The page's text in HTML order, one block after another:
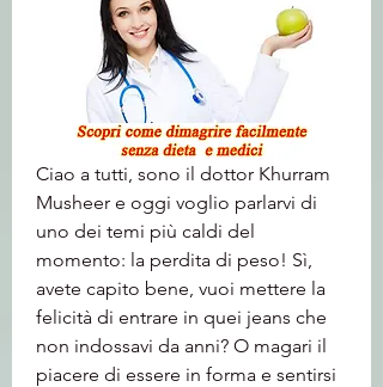
Ciao a tutti, sono il dottor Khurram
Musheer e oggi voglio parlarvi di
uno dei temi più caldi del
momento: la perdita di peso! Sì,
avete capito bene, vuoi mettere la
felicità di entrare in quei jeans che
non indossavi da anni? O magari il
piacere di essere in forma e sentirsi